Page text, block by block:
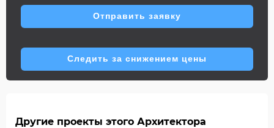
Отправить заявку
Следить за снижением цены
Другие проекты этого Архитектора